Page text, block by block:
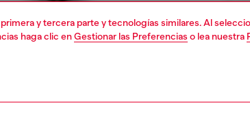
y tercera parte y tecnologías similares. Al
haga clic enGestionar las Preferencias o lea nuestra